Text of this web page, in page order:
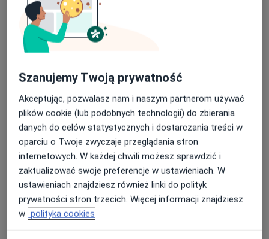
Estonia). Na co dzień jeżdżę rowerem poziomym.
znacznie w przypadku dzieci oraz badań piersi.
rodny, prostata) - jądra - tkanki miękkie (guzy, ropnie
itd) Dodatkowo u dzieci wykonuję usg: - główki -
szwów czaszkowych - grasicy - jelit
Więcej o mnie
Szczęśliwy mąż psycholog dziecięcej - Agata Kwasek
oraz tata wielodzietny. Pasjonat dalekich wypraw
rowerowych (m.in. Węgry, Holandia, Estonia) oraz
rowerów poziomych.
więcejO mnie
Zakres porad
Radiologia i diagnostyka obrazowa
Główne obszary pomocy
Rak piersi Choroby tarczycy
Guzy tarczycy
Bóle brzucha
Rak jelita grubego
Szanujemy Twoją prywatność
Akceptując, pozwalasz nam i naszym partnerom używać
plików cookie (lub podobnych technologii) do zbierania
danych do celów statystycznych i dostarczania treści w
oparciu o Twoje zwyczaje przeglądania stron
internetowych. W każdej chwili możesz sprawdzić i
zaktualizować swoje preferencje w ustawieniach. W
ustawieniach znajdziesz również linki do polityk
prywatności stron trzecich. Więcej informacji znajdziesz
w polityka cookies